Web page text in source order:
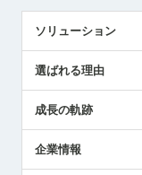
ソリューション
解決策提案
選ばれる理由
成長の軌跡
企業情報